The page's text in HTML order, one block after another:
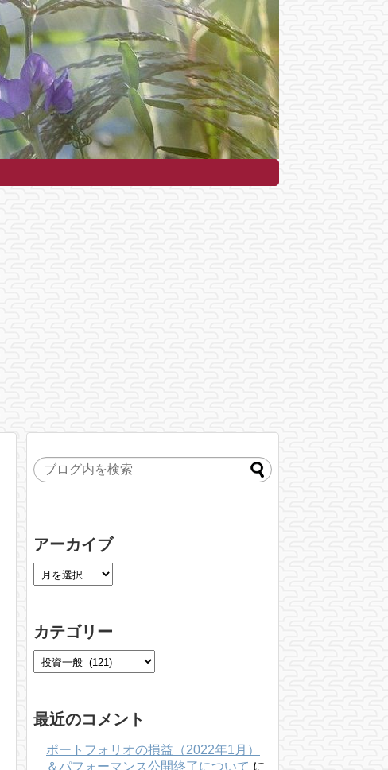
アーカイブ
カテゴリー
最近のコメント
ポートフォリオの損益（2022年1月）
＆パフォーマンス公開終了について に